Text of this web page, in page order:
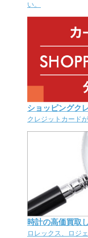
い。
ショッピングク
クレジットカード
時計の高価買取
ロレックス、ロジ